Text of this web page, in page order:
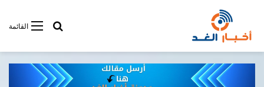
القائمةأبحت فى